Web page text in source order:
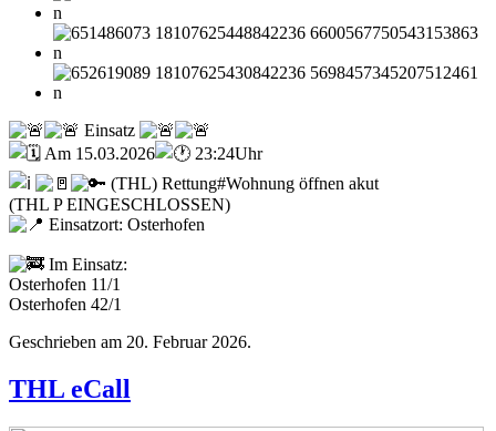
Einsatz
Am 15.03.2026
23:24Uhr
(THL) Rettung#Wohnung öffnen akut
(THL P EINGESCHLOSSEN)
Einsatzort: Osterhofen
Im Einsatz:
Osterhofen 11/1
Osterhofen 42/1
Geschrieben am 20. Februar 2026.
THL eCall